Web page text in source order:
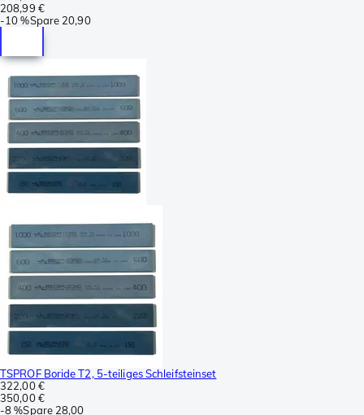
208,99 €
-10 %Spare 20,90
TSPROF Boride T2, 5-teiliges Schleifsteinset
322,00 €
350,00 €
-8 %Spare 28,00